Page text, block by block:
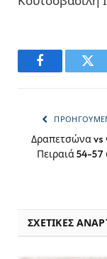
Facebook
Δραπετσώνα vs
Πειραιά 54-57
ΣΧΕΤΙΚΈΣ